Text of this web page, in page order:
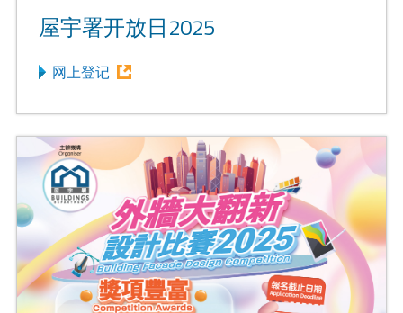
屋宇署开放日2025
网上登记